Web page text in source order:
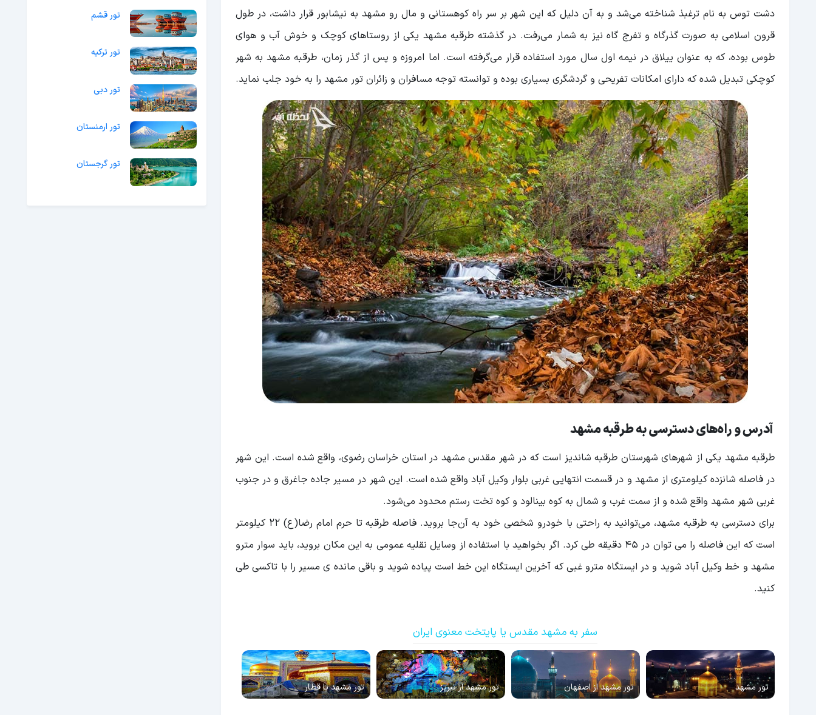
دشت توس به نام ترغبذ شناخته می‌شد و به آن دلیل که این شهر بر سر راه کوهستانی و مال رو مشهد به نیشابور قرار داشت، در طول
قرون اسلامی به صورت گذرگاه و تفرج‌ گاه نیز به شمار می‌‌رفت. در گذشته طرقبه مشهد یکی از روستاهای کوچک و خوش آب و هوای
طوس بوده، که به عنوان ییلاق در نیمه اول سال مورد استفاده قرار می‌گرفته است. اما امروزه و پس از گذر زمان، طرقبه مشهد به شهر
کوچکی تبدیل شده که دارای امکانات تفریحی و گردشگری بسیاری بوده و توانسته توجه مسافران و زائران تور مشهد را به خود جلب نماید.
آدرس و راه‌های دسترسی به طرقبه مشهد
طرقبه مشهد یکی از شهرهای شهرستان طرقبه شاندیز است که در شهر مقدس مشهد در استان خراسان رضوی، واقع شده است. این شهر
در فاصله شانزده کیلومتری از مشهد و در قسمت انتهایی غربی بلوار وکیل آباد واقع شده است. این شهر در مسیر جاده جاغرق و در جنوب
غربی شهر مشهد واقع شده و از سمت غرب و شمال به کوه بینالود و کوه تخت رستم محدود می‌شود.
برای دسترسی به طرقبه مشهد، می‌توانید به راحتی با خودرو شخصی خود به آن‌جا بروید. فاصله طرقبه تا حرم امام رضا(ع) 22 کیلومتر
است که این فاصله را می توان در 45 دقیقه طی کرد. اگر بخواهید با استفاده از وسایل نقلیه عمومی به این مکان بروید، باید سوار مترو
مشهد و خط وکیل آباد شوید و در ایستگاه مترو غبی که آخرین ایستگاه این خط است پیاده شوید و باقی مانده ی مسیر را با تاکسی طی
کنید.
سفر به مشهد مقدس یا پایتخت معنوی ایران
تور مشهد تور مشهد از اصفهان تور مشهد از تبریز تور مشهد با قطار
تور قشم
تور ترکیه
تور دبی
تور ارمنستان
تور گرجستان